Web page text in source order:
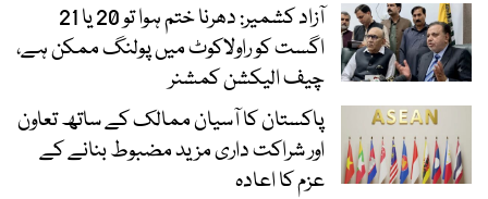
آزاد کشمیر: دھرنا ختم ہوا تو 20 یا 21
اگست کو راولاکوٹ میں پولنگ ممکن ہے،
چیف الیکشن کمشنر
پاکستان کا آسیان ممالک کے ساتھ تعاون
اور شراکت داری مزید مضبوط بنانے کے
عزم کا اعادہ